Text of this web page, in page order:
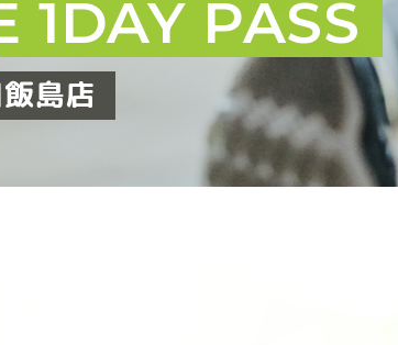
1DAY PASS
島店